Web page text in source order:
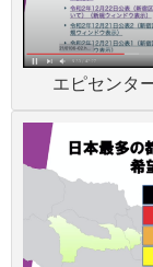
エピセンタ